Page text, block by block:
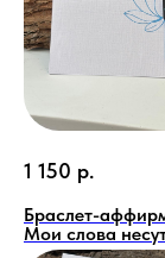
1 150 р.
Браслет-
Мои слова